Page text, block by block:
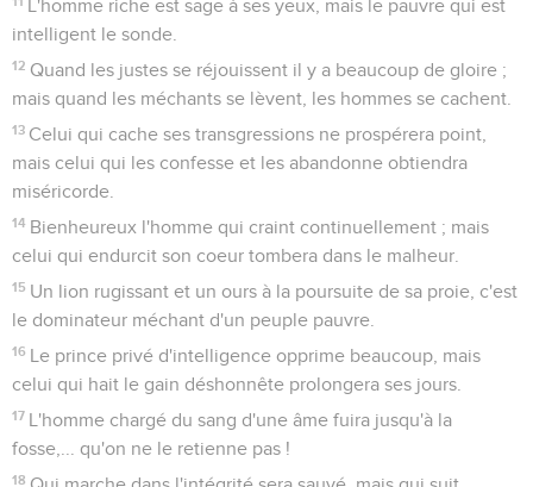
L'homme riche est sage à ses yeux, mais le pauvre qui est
intelligent le sonde.
12 Quand les justes se réjouissent il y a beaucoup de gloire ;
mais quand les méchants se lèvent, les hommes se cachent.
13 Celui qui cache ses transgressions ne prospérera point,
mais celui qui les confesse et les abandonne obtiendra
miséricorde.
14 Bienheureux l'homme qui craint continuellement ; mais
celui qui endurcit son coeur tombera dans le malheur.
15 Un lion rugissant et un ours à la poursuite de sa proie, c'est
le dominateur méchant d'un peuple pauvre.
16 Le prince privé d'intelligence opprime beaucoup, mais
celui qui hait le gain déshonnête prolongera ses jours.
17 L'homme chargé du sang d'une âme fuira jusqu'à la
fosse,... qu'on ne le retienne pas !
18